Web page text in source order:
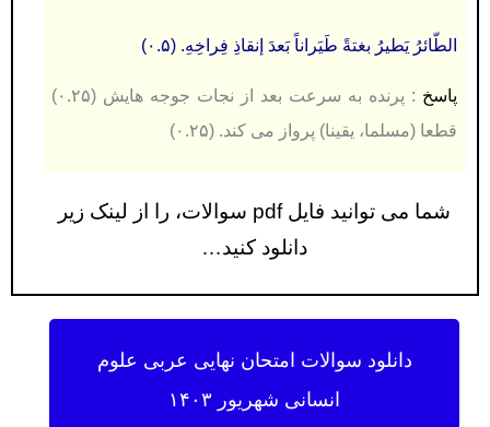
الطّائرُ یَطیرُ بغتةً طَیَراناً بَعدَ إنقاذِ فِراخِهِ. (۰.۵)
پاسخ :
پرنده به سرعت بعد از نجات جوجه هایش (۰.۲۵)
قطعا (مسلما، یقینا) پرواز می کند. (۰.۲۵)
شما می توانید فایل pdf سوالات، را از لینک زیر
دانلود کنید…
دانلود سوالات امتحان نهایی عربی علوم
انسانی شهریور ۱۴۰۳